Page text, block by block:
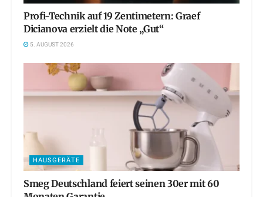
Profi-Technik auf 19 Zentimetern: Graef
Dicianova erzielt die Note „Gut“
5. AUGUST 2026
HAUSGERÄTE
Smeg Deutschland feiert seinen 30er mit 60